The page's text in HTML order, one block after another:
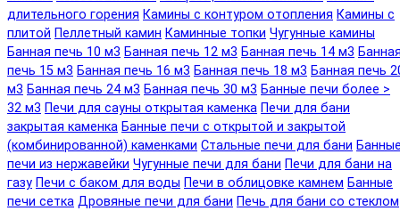
длительного горения Камины с контуром отопления Камины с
плитой Пеллетный камин Каминные топки Чугунные камины
Банная печь 10 м3 Банная печь 12 м3 Банная печь 14 м3
печь 15 м3 Банная печь 16 м3 Банная печь 18 м3 Банная печь
м3 Банная печь 24 м3 Банная печь 30 м3 Банные печи более >
32 м3 Печи для сауны открытая каменка Печи для бани
закрытая каменка Банные печи с открытой и закрытой
(комбинированной) каменками Стальные печи для бани
печи из нержавейки Чугунные печи для бани Печи для бани на
газу Печи с баком для воды Печи в облицовке камнем Банные
печи сетка Дровяные печи для бани Печь для бани со стеклом